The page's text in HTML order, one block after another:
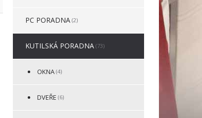
PC PORADNA (2)
KUTILSKÁ PORADNA (73)
OKNA (4)
DVEŘE (6)